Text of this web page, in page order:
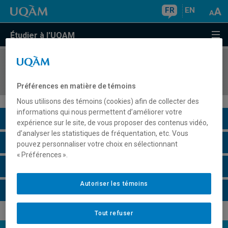
FR EN
Étudier à l'UQAM
COURS//
Description du cours
Horaire - Été 2026
Préférences en matière de témoins
Nous utilisons des témoins (cookies) afin de collecter des
informations qui nous permettent d’améliorer votre
expérience sur le site, de vous proposer des contenus vidéo,
d’analyser les statistiques de fréquentation, etc. Vous
pouvez personnaliser votre choix en sélectionnant
« Préférences ».
Tout refuser
Autoriser les témoins